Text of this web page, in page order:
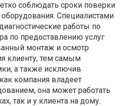
соблюдать сроки поверки
Специалистами
работы по
по предоставлению услуг
монтаж и осмотр
клиенту, тем самым
а также исключив
компания владеет
она может работать
так и у клиента на дому.